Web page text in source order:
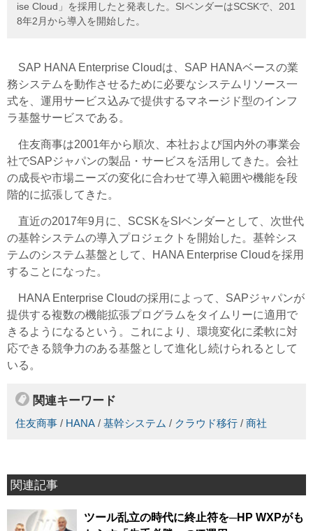
ise Cloud」を採用したと発表した。SIベンダーはSCSKで、201
8年2月から導入を開始した。
SAP HANA Enterprise Cloudは、SAP HANAベースの業
務システムを動作させるために必要なシステムリソース一
式を、運用サービス込みで提供するマネージド型のインフ
ラ基盤サービスである。
住友商事は2001年から順次、本社および国内外の事業会
社でSAPジャパンの製品・サービスを活用してきた。会社
の成長や市場ニーズの変化に合わせて導入範囲や機能を段
階的に拡張してきた。
直近の2017年9月に、SCSKをSIベンダーとして、次世代
の基幹システムの導入プロジェクトを開始した。基幹シス
テムのシステム基盤として、HANA Enterprise Cloudを採用
することになった。
HANA Enterprise Cloudの採用によって、SAPジャパンが
提供する複数の機能拡張プログラムをタイムリーに適用で
きるようになるという。これにより、環境変化に柔軟に対
応できる競争力のある基盤として進化し続けられるとして
いる。
関連キーワード
住友商事 / HANA / 基幹システム / クラウド移行 / 商社
関連記事
ツール乱立の時代に終止符を─HP WXPがも